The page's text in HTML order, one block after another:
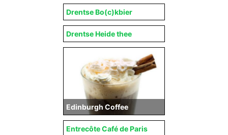
Drentse Bo(c)kbier
Drentse Heide thee
Edinburgh Coffee
Entrecôte Café de Paris